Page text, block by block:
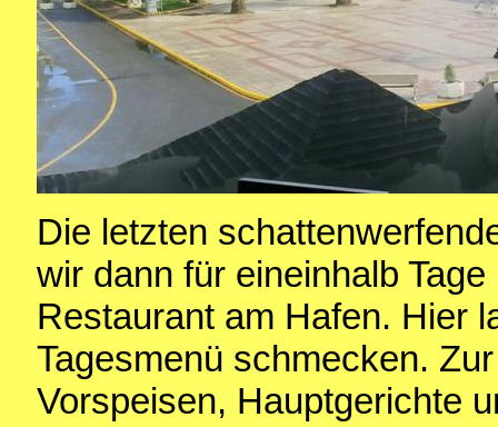
Die letzten
wir dann für eineinhalb
Restaurant am Hafen. Hier
Tagesmenü schmecken.
Vorspeisen, Hauptgerichte